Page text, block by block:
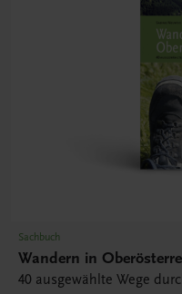
Sachbuch
Wandern in
40 ausgewählte Wege